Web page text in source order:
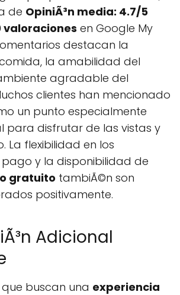
de OpiniÃ³n media: 4.7/5
valoraciones en Google My
destacan la
la amabilidad del
agradable del
clientes han mencionado
un punto especialmente
para disfrutar de las vistas y
La flexibilidad en los
y la disponibilidad de
gratuito tambiÃ©n son
positivamente.
Adicional
buscan una experiencia